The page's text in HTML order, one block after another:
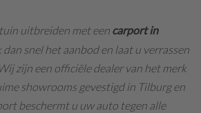
uitbreiden met een carport in
dan snel het aanbod en laat u verrassen
zijn een officiële dealer van het merk
showrooms gevestigd in Tilburg en
beschermt u uw auto tegen alle